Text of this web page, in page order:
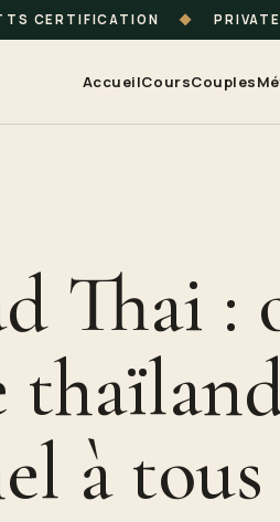
CERTIFICATION ◆
AccueilCoursCouples
Thai
à tous